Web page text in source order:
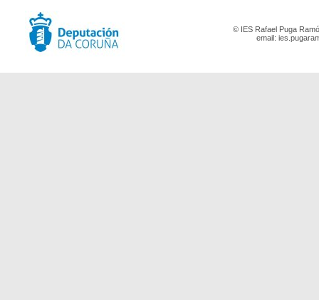
© IES Rafael Puga
email: